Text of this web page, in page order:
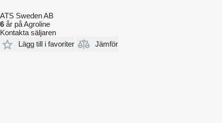
ATS Sweden AB
6 år på Agroline
Kontakta säljaren
Lägg till i favoriter
Jämför